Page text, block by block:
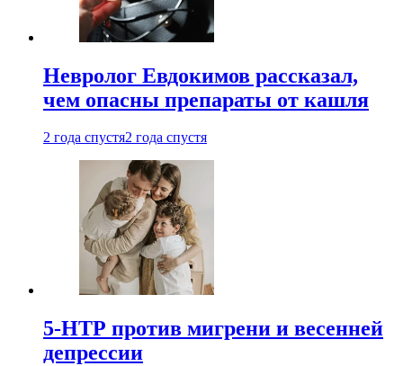
Невролог Евдокимов рассказал,
чем опасны препараты от кашля
2 года спустя2 года спустя
5-НТР против мигрени и весенней
депрессии